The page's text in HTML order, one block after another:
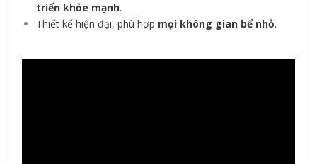
triển khỏe mạnh.
Thiết kế hiện đại, phù hợp mọi không gian bể nhỏ.